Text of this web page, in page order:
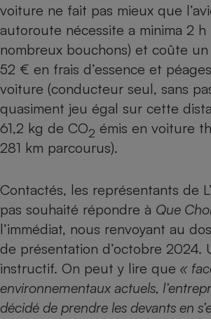
voiture ne fait pas mieux que
autoroute nécessite a minima 2 h
nombreux bouchons) et coûte
52 € en frais d’essence et
voiture (conducteur seul, sans
quasiment jeu égal sur cette
61,2 kg de CO2 émis en voiture
281 km parcourus).
Contactés, les représentants de
pas souhaité répondre à Que
l’immédiat, nous renvoyant au
de présentation d’octobre 2024.
instructif. On peut y lire que «
environnementaux actuels,
décidé de prendre les devants en